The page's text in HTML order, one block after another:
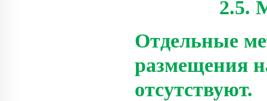
2.5.
Отдельные
размещения
отсутствуют.